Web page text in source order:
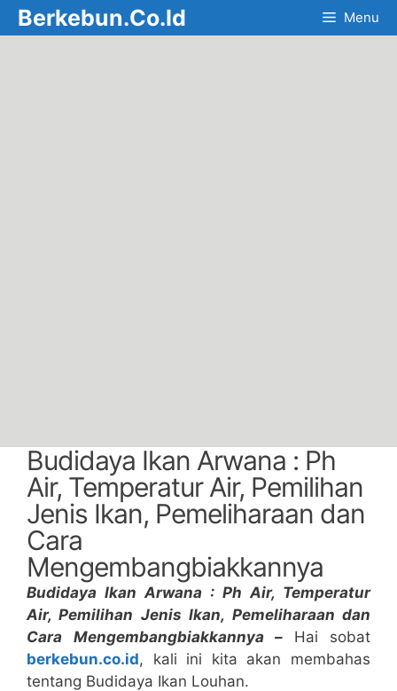
Skip
to
Berkebun.Co.Id Menu
Budidaya Ikan Arwana : Ph
Air, Temperatur Air, Pemilihan
Jenis Ikan, Pemeliharaan dan
Cara
Mengembangbiakkannya
Budidaya Ikan Arwana : Ph Air, Temperatur
Air, Pemilihan Jenis Ikan, Pemeliharaan dan
Cara Mengembangbiakkannya – Hai sobat
berkebun.co.id, kali ini kita akan membahas
tentang Budidaya Ikan Louhan.